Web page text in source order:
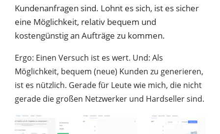
Kundenanfragen sind. Lohnt es sich, ist es sicher
eine Möglichkeit, relativ bequem und
kostengünstig an Aufträge zu kommen.
Ergo: Einen Versuch ist es wert. Und: Als
Möglichkeit, bequem (neue) Kunden zu generieren,
ist es nützlich. Gerade für Leute wie mich, die nicht
gerade die großen Netzwerker und Hardseller sind.